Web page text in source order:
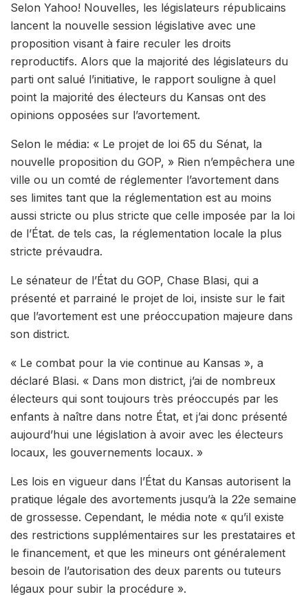
Selon Yahoo! Nouvelles, les législateurs républicains
lancent la nouvelle session législative avec une
proposition visant à faire reculer les droits
reproductifs. Alors que la majorité des législateurs du
parti ont salué l’initiative, le rapport souligne à quel
point la majorité des électeurs du Kansas ont des
opinions opposées sur l’avortement.
Selon le média: « Le projet de loi 65 du Sénat, la
nouvelle proposition du GOP, » Rien n’empêchera une
ville ou un comté de réglementer l’avortement dans
ses limites tant que la réglementation est au moins
aussi stricte ou plus stricte que celle imposée par la loi
de l’État. de tels cas, la réglementation locale la plus
stricte prévaudra.
Le sénateur de l’État du GOP, Chase Blasi, qui a
présenté et parrainé le projet de loi, insiste sur le fait
que l’avortement est une préoccupation majeure dans
son district.
« Le combat pour la vie continue au Kansas », a
déclaré Blasi. « Dans mon district, j’ai de nombreux
électeurs qui sont toujours très préoccupés par les
enfants à naître dans notre État, et j’ai donc présenté
aujourd’hui une législation à avoir avec les électeurs
locaux, les gouvernements locaux. »
Les lois en vigueur dans l’État du Kansas autorisent la
pratique légale des avortements jusqu’à la 22e semaine
de grossesse. Cependant, le média note « qu’il existe
des restrictions supplémentaires sur les prestataires et
le financement, et que les mineurs ont généralement
besoin de l’autorisation des deux parents ou tuteurs
légaux pour subir la procédure ».